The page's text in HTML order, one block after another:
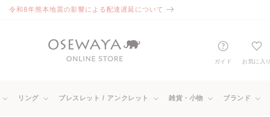
令和8年熊本地震の影響による配達遅延について
ガイド お気に入り
リング ブレスレット / アンクレット 雑貨・小物 ブランド